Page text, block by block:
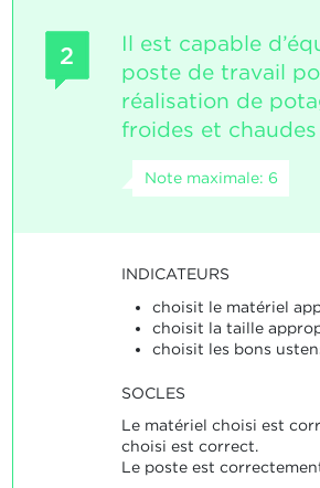
2
Il est capable
poste de travail
réalisation de
froides et
Note maximale: 6
INDICATEURS
choisit le matériel
choisit la taille
choisit les bons
SOCLES
Le matériel choisi est
choisi est correct.
Le poste est